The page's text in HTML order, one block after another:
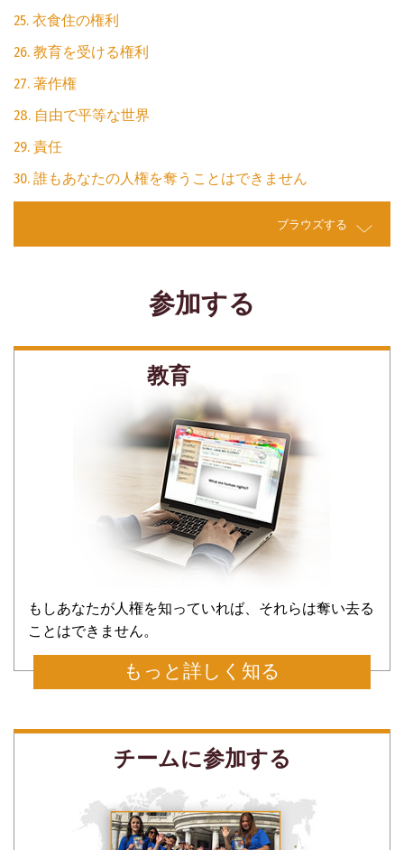
25. 衣食住の権利
26. 教育を受ける権利
27. 著作権
28. 自由で平等な世界
29. 責任
30. 誰もあなたの人権を奪うことはできません
ブラウズする
参加する
教育
もしあなたが人権を知っていれば、それらは奪い去る
ことはできません。
もっと詳しく知る
チームに参加する